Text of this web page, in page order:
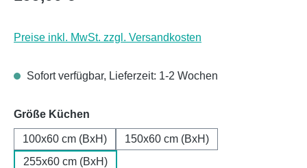
Preise inkl. MwSt. zzgl. Versandkosten
Sofort verfügbar, Lieferzeit: 1-2 Wochen
Größe Küchen
100x60 cm (BxH)
150x60 cm (BxH)
255x60 cm (BxH)